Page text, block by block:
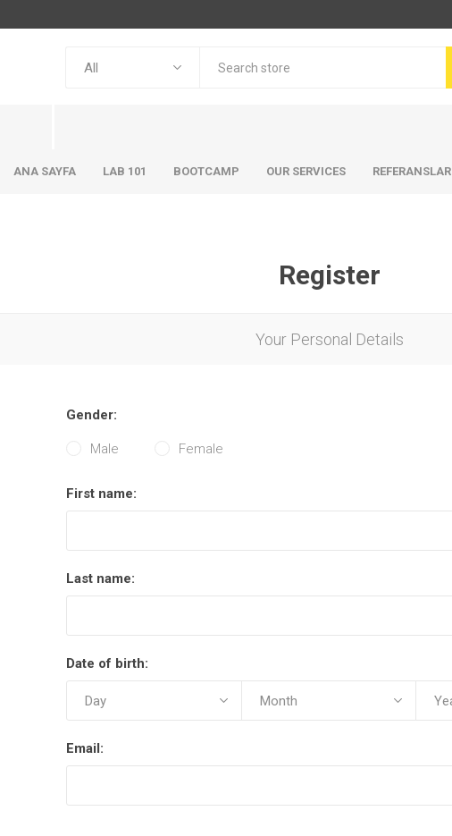
ANA SAYFA LAB 101 BOOTCAMP OUR SERVICES REFERANSLAR
Register
Your Personal Details
Gender:
Male Female
First name:
Last name:
Date of birth:
Email: